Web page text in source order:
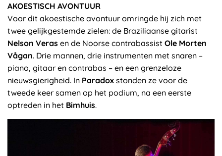
AKOESTISCH AVONTUUR
Voor dit akoestische avontuur omringde hij zich met
twee gelijkgestemde zielen: de Braziliaanse gitarist
Nelson Veras en de Noorse contrabassist Ole Morten
Vågan. Drie mannen, drie instrumenten met snaren –
piano, gitaar en contrabas – en een grenzeloze
nieuwsgierigheid. In Paradox stonden ze voor de
tweede keer samen op het podium, na een eerste
optreden in het Bimhuis.